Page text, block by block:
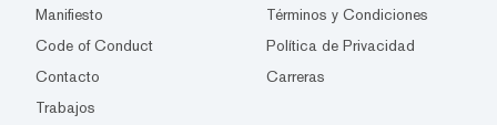
Manifiesto
Términos y Condiciones
Code of Conduct
Política de Privacidad
Contacto
Carreras
Trabajos